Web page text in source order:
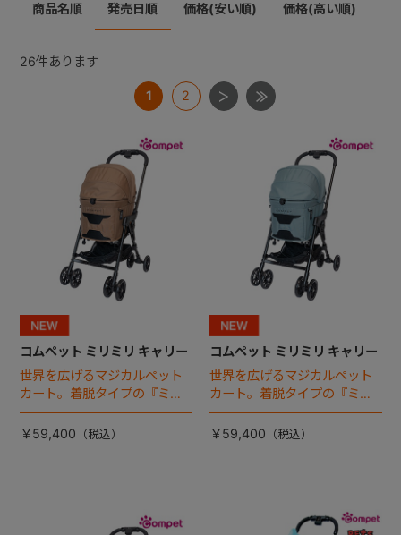
商品名順 発売日順 価格(安い順) 価格(高い順)
26件あります
1 2
コムペット ミリミリ キャリー
世界を広げるマジカルペット
カート。着脱タイプの『ミリ
ミリ キャリー』 からアースカ
ラーが登場！
￥59,400
コムペット ミリミリ キャリー
世界を広げるマジカルペット
カート。着脱タイプの『ミリ
ミリ キャリー』 からアースカ
ラーが登場！
￥59,400